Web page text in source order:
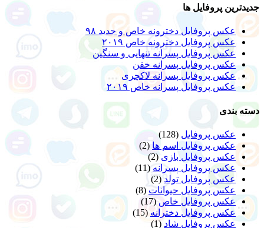
جدیدترین پروفایل ها
عکس پروفایل دخترونه خاص و جدید ۹۸
عکس پروفایل دخترونه خاص ۲۰۱۹
عکس پروفایل پسرانه تنهایی و سنگین
عکس پروفایل پسرانه خفن
عکس پروفایل پسرانه لاکچری
عکس پروفایل پسرانه خاص ۲۰۱۹
دسته بندی
عکس پروفایل (128)
عکس پروفایل اسم ها (2)
عکس پروفایل بازی (2)
عکس پروفایل پسرانه (11)
عکس پروفایل تولد(2)
عکس پروفایل حیوانات (8)
عکس پروفایل خاص(17)
عکس پروفایل دخترانه (15)
عکس پروفایل شاد (1)